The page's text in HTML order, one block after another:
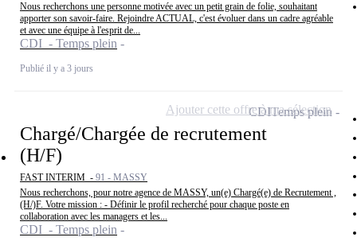
Nous recherchons une personne motivée avec un petit grain de folie, souhaitant
apporter son savoir-faire. Rejoindre ACTUAL, c'est évoluer dans un cadre agréable
et avec une équipe à l'esprit de...
CDI - Temps plein
Publié il y a 3 jours
Chargé/Chargée de recrutement
(H/F)
FAST INTERIM - 91 - MASSY
Nous recherchons, pour notre agence de MASSY, un(e) Chargé(e) de Recrutement ,
(H/)F. Votre mission : - Définir le profil recherché pour chaque poste en
collaboration avec les managers et les...
CDI - Temps plein
CDITemps plein
Ajouter cette offre à ma sélection